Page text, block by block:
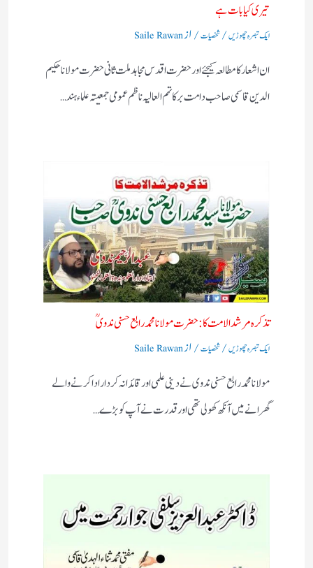
تیری کیا بات ہے
ایک تبصرہ چھوڑیں/شخصیات/ ازSaile Rawan
ان اشعار کا مطالعہ کیجئے اور حضرت اقدس مجاہد ملت ثانی حضرت مولانا حکیم
الدین قاسمی صاحب دامت برکاتہم العالیہ ناظم عمومی جمعیتہ علماء ہند…
تذکرہ مرشد الامت کا :حضرت مولانا محمد رابع حسنی ندویؒ
ایک تبصرہ چھوڑیں/شخصیات/ ازSaile Rawan
مولانا محمد رابع حسنی ندوی نے دینی علمی اور قائدانہ کردار ادا کرنے والے
گھرانے میں آنکھ کھولی تھی اور قدرت نے آپ کو بڑے…